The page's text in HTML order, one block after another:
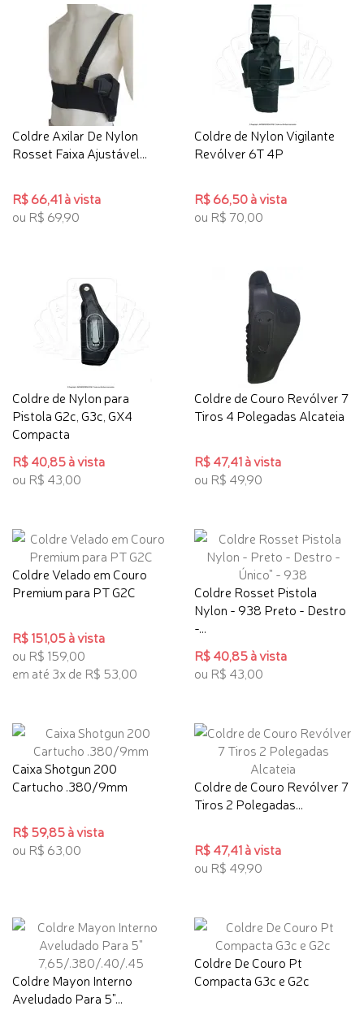
Coldre Axilar De Nylon
Rosset Faixa Ajustável...
R$ 66,41 à vista
ou R$ 69,90
Coldre de Nylon Vigilante
Revólver 6T 4P
R$ 66,50 à vista
ou R$ 70,00
Coldre de Nylon para
Pistola G2c, G3c, GX4
Compacta
R$ 40,85 à vista
ou R$ 43,00
Coldre de Couro Revólver 7
Tiros 4 Polegadas Alcateia
R$ 47,41 à vista
ou R$ 49,90
Coldre Velado em Couro
Premium para PT G2C
R$ 151,05 à vista
ou R$ 159,00
em até 3x de R$ 53,00
Coldre Rosset Pistola
Nylon - 938 Preto - Destro
-...
R$ 40,85 à vista
ou R$ 43,00
Caixa Shotgun 200
Cartucho .380/9mm
R$ 59,85 à vista
ou R$ 63,00
Coldre de Couro Revólver 7
Tiros 2 Polegadas...
R$ 47,41 à vista
ou R$ 49,90
Coldre Mayon Interno
Aveludado Para 5"...
Coldre De Couro Pt
Compacta G3c e G2c